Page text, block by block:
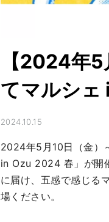
【2024年
てマルシ
2024.10.15
2024年5月10日（金）
in Ozu 2024 春」が開
に届け、五感で感じる
場ください。